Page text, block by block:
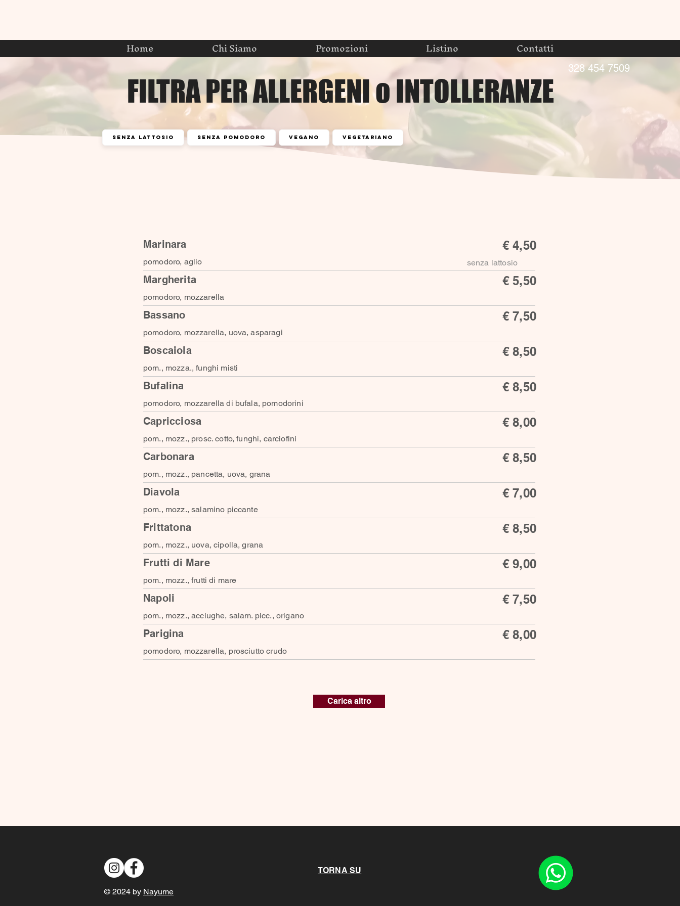
328 454 7509
Home Chi Siamo Promozioni Listino Contatti
FILTRA PER ALLERGENI o INTOLLERANZE
senza lattosio senza pomodoro vegano vegetariano
Marinara € 4,50
pomodoro, aglio senza lattosio
Margherita € 5,50
pomodoro, mozzarella
Bassano € 7,50
pomodoro, mozzarella, uova, asparagi
Boscaiola € 8,50
pom., mozza., funghi misti
Bufalina € 8,50
pomodoro, mozzarella di bufala, pomodorini
Capricciosa € 8,00
pom., mozz., prosc. cotto, funghi, carciofini
Carbonara € 8,50
pom., mozz., pancetta, uova, grana
Diavola € 7,00
pom., mozz., salamino piccante
Frittatona € 8,50
pom., mozz., uova, cipolla, grana
Frutti di Mare € 9,00
pom., mozz., frutti di mare
Napoli € 7,50
pom., mozz., acciughe, salam. picc., origano
Parigina € 8,00
pomodoro, mozzarella, prosciutto crudo
Carica altro
© 2024 by Nayume
TORNA SU